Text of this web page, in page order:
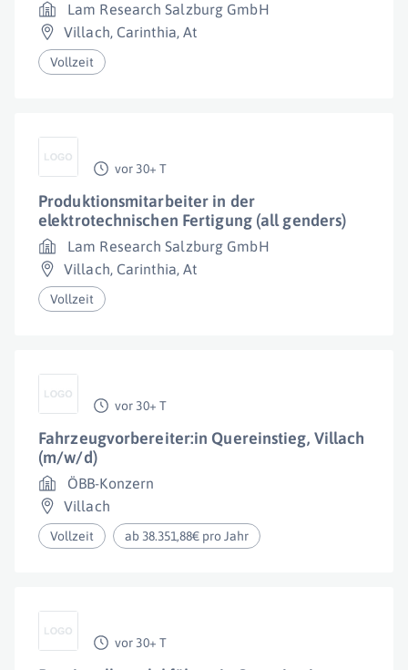
Lam Research Salzburg GmbH
Villach, Carinthia,At
Vollzeit
vor 30+ T
Produktionsmitarbeiter in der
elektrotechnischen Fertigung (all genders)
Lam Research Salzburg GmbH
Villach, Carinthia,At
Vollzeit
vor 30+ T
Fahrzeugvorbereiter:in Quereinstieg, Villach
(m/w/d)
ÖBB-Konzern
Villach
Vollzeit ab 38.351,88€ pro Jahr
vor 30+ T